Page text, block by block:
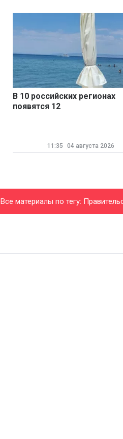
В 10 российских регионах
появятся 12
11:35 04 августа 2026
Все материалы по тегу: